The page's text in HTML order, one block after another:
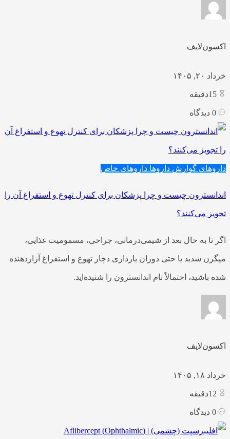
اکسون‌لایف
خرداد ۲۰, ۱۴۰۵
دقیقه
دیدگاه
داروهای گوارش داروها داروهای خاص
اندانسترون چیست و چرا پزشکان برای کنترل تهوع و استفراغ آن را
تجویز می‌کنند؟
اگر تا به حال بعد از شیمی‌درمانی، جراحی، مسمومیت غذایی،
میگرن شدید یا حتی دوران بارداری دچار تهوع و استفراغ آزاردهنده
شده باشید، احتمالاً نام اندانسترون را شنیده‌اید.
اکسون‌لایف
خرداد ۱۸, ۱۴۰۵
دقیقه
دیدگاه